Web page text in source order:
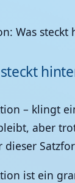
– klingt
aber
dieser
ist ein